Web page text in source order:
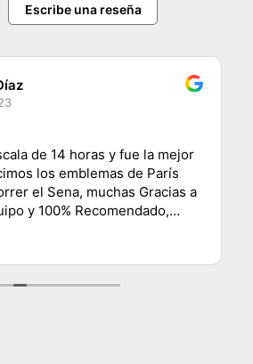
Escribe una reseña
de 14 horas y fue la mejor
los emblemas de París
el Sena, muchas Gracias a
y 100% Recomendado,